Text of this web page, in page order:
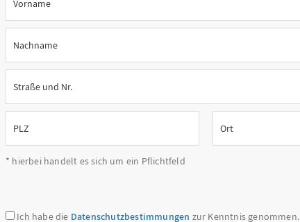
* hierbei handelt es sich um ein Pflichtfeld
Ich habe die Datenschutzbestimmungen zur Kenntnis genommen.